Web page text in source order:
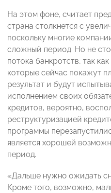
На этом фоне, считает
страна столкнется с
поскольку многие
сложный период. Но не
потока банкротств, так
которые сейчас покажут
результат и будут
исполнением своих
кредитов, вероятно,
реструктуризацией
программы
является хорошей
период.
«Дальше нужно ожидать
Кроме того, возможно,